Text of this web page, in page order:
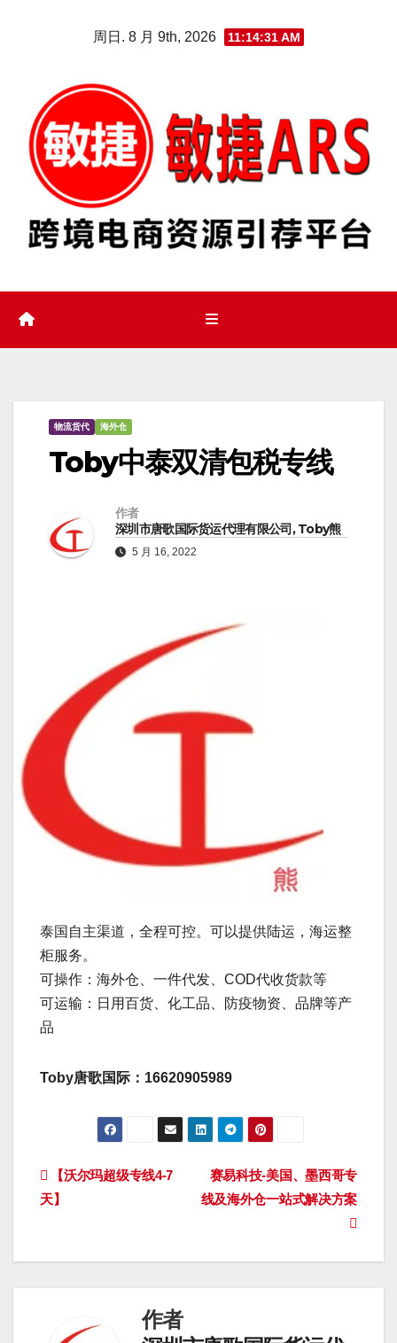
周日. 8 月 9th, 2026 11:14:32 AM
物流货代 海外仓
Toby中泰双清包税专线
作者
深圳市唐歌国际货运代理有限公司, Toby熊
5 月 16, 2022
泰国自主渠道，全程可控。可以提供陆运，海运整
柜服务。
可操作：海外仓、一件代发、COD代收货款等
可运输：日用百货、化工品、防疫物资、品牌等产
品
Toby唐歌国际：16620905989
文
章
导
赛易科技-美国、墨西哥专
线及海外仓一站式解决方案
【沃尔玛超级专线4-7
天】
作者